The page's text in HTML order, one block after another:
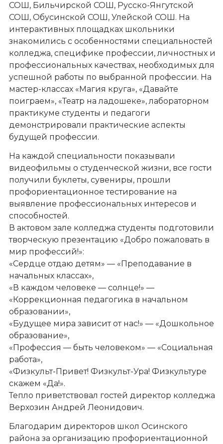
СОШ, Бильчирской СОШ, Русско-Янгутской
СОШ, Обусинской СОШ, Улейской СОШ. На
интерактивных площадках школьники
знакомились с особенностями специальностей
колледжа, специфике профессии, личностных и
профессиональных качествах, необходимых для
успешной работы по выбранной профессии. На
мастер-классах «Магия круга», «Давайте
поиграем», «Театр на ладошеке», лабораторном
практикуме студенты и педагоги
демонстрировали практические аспекты
будущей профессии.
На каждой специальности показывали
видеофильмы о студенческой жизни, все гости
получили буклеты, сувениры, прошли
профориентационное тестирование на
выявление профессиональных интересов и
способностей.
В актовом зале колледжа студенты подготовили
творческую презентацию «Добро пожаловать в
мир профессий!»:
«Сердце отдаю детям» — «Преподавание в
начальных классах»,
«В каждом человеке — солнце!» —
«Коррекционная педагогика в начальном
образовании»,
«Будущее мира зависит от нас!» — «Дошкольное
образование»,
«Профессия — быть человеком» — «Социальная
работа»,
«Физкульт-Привет! Физкульт-Ура! Физкультуре
скажем «Да!».
Тепло приветствовал гостей директор колледжа
Верхозин Андрей Леонидович.
Благодарим директоров школ Осинского
района за организацию профориентационной